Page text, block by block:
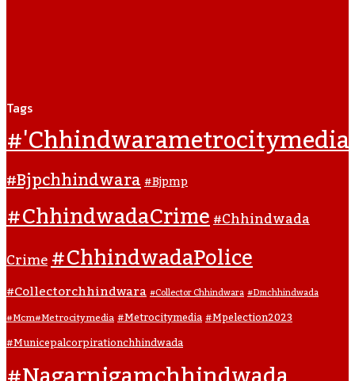
Tags
#'chhindwarametrocitymedia
#bjpchhindwara#bjpmp
#ChhindwadaCrime#Chhindwada
Crime#ChhindwadaPolice
#collectorchhindwara#collector Chhindwara#dmchhindwada
#mcm#metrocitymedia#metrocitymedia#mpelection2023
#municepalcorpirationchhindwada